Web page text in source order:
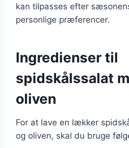
kan tilpasses efter
personlige præferencer.
Ingredienser til
spidskålssalat
oliven
For at lave en lækker
og oliven, skal du bruge